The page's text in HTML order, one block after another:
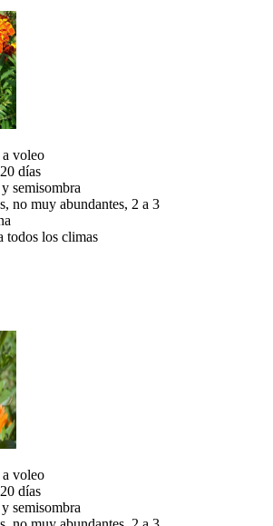
a voleo
días
semisombra
no muy abundantes, 2 a 3
todos los climas
a voleo
días
semisombra